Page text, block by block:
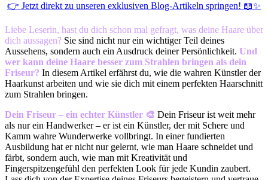
👉 Jetzt direkt zu unseren exklusiven Blog-Artikeln springen! 📖✨
Liebe Leserin, hast du dich schon mal gefragt, was deine Haare über
dich aussagen? Sie sind nicht nur ein wichtiger Teil deines
Aussehens, sondern auch ein Ausdruck deiner Persönlichkeit. Und
wer kann deine Haare besser zum Strahlen bringen als dein
Friseur? In diesem Artikel erfährst du, wie die wahren Künstler der
Haarkunst arbeiten und wie sie dich mit einem perfekten Haarschnitt
zum Strahlen bringen.
Dein Friseur – ein echter Künstler 🎨 Dein Friseur ist weit mehr
als nur ein Handwerker – er ist ein Künstler, der mit Schere und
Kamm wahre Wunderwerke vollbringt. In einer fundierten
Ausbildung hat er nicht nur gelernt, wie man Haare schneidet und
färbt, sondern auch, wie man mit Kreativität und
Fingerspitzengefühl den perfekten Look für jede Kundin zaubert.